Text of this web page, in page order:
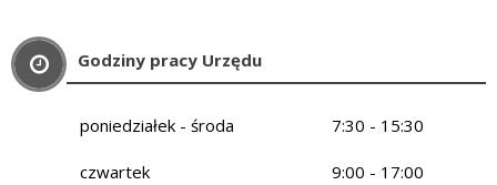
Godziny pracy Urzędu
poniedziałek - środa 7:30 - 15:30
czwartek 9:00 - 17:00